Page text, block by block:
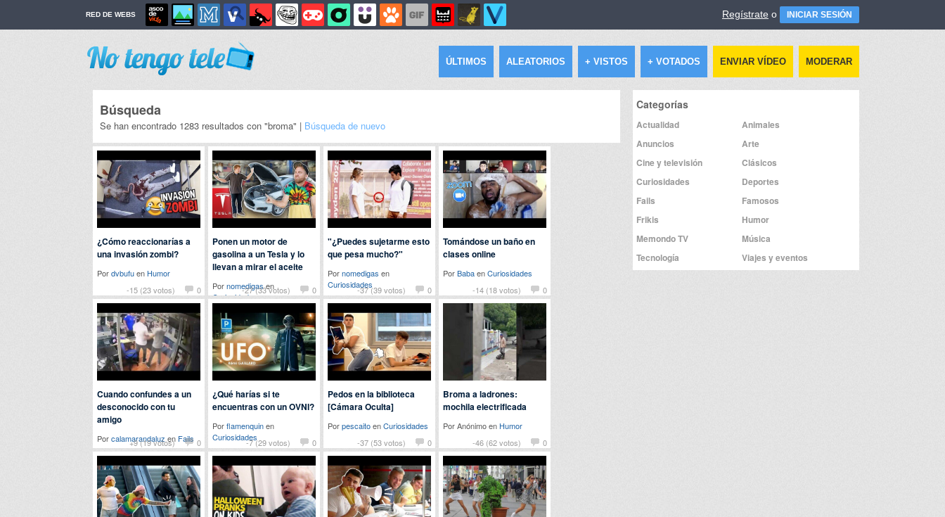
RED DE WEBS Regístrate o INICIAR SESIÓN
ÚLTIMOS ALEATORIOS + VISTOS + VOTADOS ENVIAR VÍDEO MODERAR
Búsqueda
Se han encontrado 1283 resultados con "broma" | Búsqueda de nuevo
-15 (23 votos) 0
¿Cómo reaccionarías a
una invasión zombi?
Pordvbufuen Humor
-27 (33 votos)
0
Ponen un motor de
gasolina a un Tesla y lo
llevan a mirar el aceite
Pornomedigasen
Curiosidades
-37 (39 votos) 0
"¿Puedes sujetarme esto
que pesa mucho?"
Pornomedigas en
Curiosidades
-14 (18 votos) 0
Tomándose un baño en
clases online
PorBabaenCuriosidades
+9 (19 votos) 0
Cuando confundes a un
desconocido con tu
amigo
Porcalamarandaluz en Fails -7 (29 votos) 0
¿Qué harías si te
encuentras con un OVNI?
Porflamenquinen
Curiosidades
-37 (53 votos) 0
Pedos en la biblioteca
[Cámara Oculta]
PorpescaitoenCuriosidades
-46 (62 votos)
0
Broma a ladrones:
mochila electrificada
Por Anónimo en Humor
Categorías
Actualidad
Animales
Anuncios
Arte
Cine y televisión
Clásicos
Curiosidades
Deportes
Fails
Famosos
Frikis
Humor
Memondo TV
Música
Tecnología
Viajes y eventos